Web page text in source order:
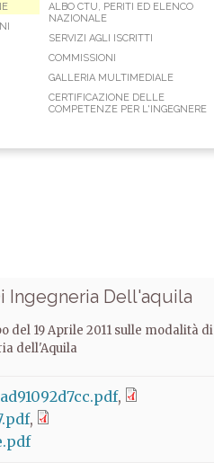
ALBO CTU, PERITI ED ELENCO
NAZIONALE
SERVIZI AGLI ISCRITTI
COMMISSIONI
GALLERIA MULTIMEDIALE
CERTIFICAZIONE DELLE
COMPETENZE PER L'INGEGNERE
Ingegneria Dell'aquila
del 19 Aprile 2011 sulle modalità di
dell'Aquila